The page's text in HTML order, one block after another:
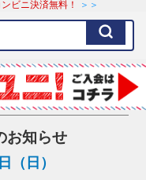
ビニ決済無料！ ＞＞
お知らせ
（日）